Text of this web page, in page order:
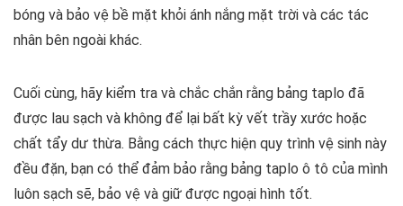
bóng và bảo vệ bề mặt khỏi ánh nắng mặt trời và các tác
nhân bên ngoài khác.
Cuối cùng, hãy kiểm tra và chắc chắn rằng bảng taplo đã
được lau sạch và không để lại bất kỳ vết trầy xước hoặc
chất tẩy dư thừa. Bằng cách thực hiện quy trình vệ sinh này
đều đặn, bạn có thể đảm bảo rằng bảng taplo ô tô của mình
luôn sạch sẽ, bảo vệ và giữ được ngoại hình tốt.